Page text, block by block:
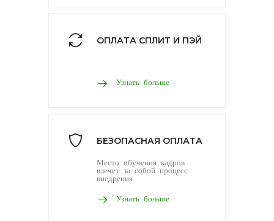
ОПЛАТА СПЛИТ И ПЭЙ
Узнать больше
БЕЗОПАСНАЯ ОПЛАТА
Место обучения кадров
влечет за собой процесс
внедрения
Узнать больше